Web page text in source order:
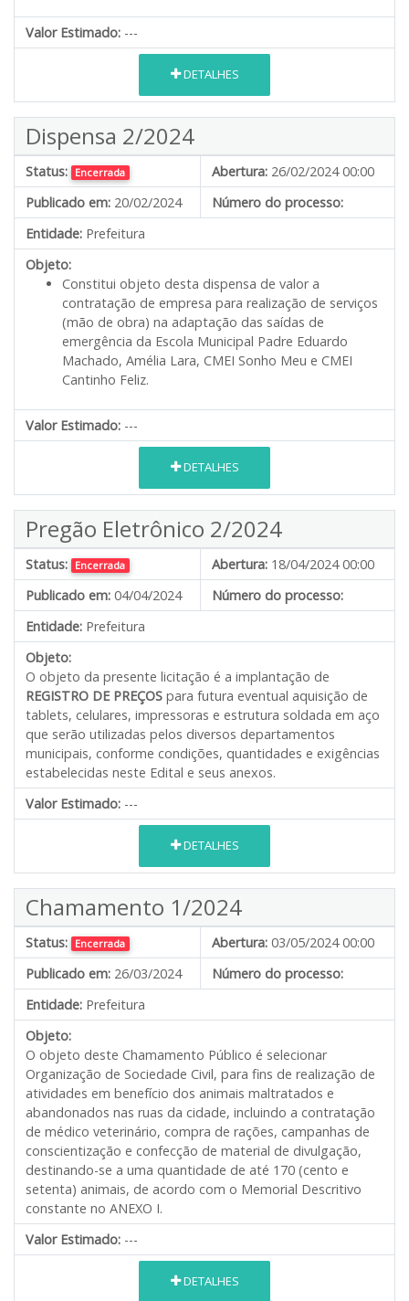
Valor Estimado: ---
DETALHES
Dispensa 2/2024
Status: Encerrada Abertura: 26/02/2024 00:00
Publicado em: 20/02/2024
Número do processo:
Entidade: Prefeitura
Objeto:
Constitui objeto desta dispensa de valor a
contratação de empresa para realização de serviços
(mão de obra) na adaptação das saídas de
emergência da Escola Municipal Padre Eduardo
Machado, Amélia Lara, CMEI Sonho Meu e CMEI
Cantinho Feliz.
Valor Estimado: ---
DETALHES
Pregão Eletrônico 2/2024
Status: Encerrada Abertura: 18/04/2024 00:00
Publicado em: 04/04/2024
Número do processo:
Entidade: Prefeitura
Objeto:
O objeto da presente licitação é a implantação de
REGISTRO DE PREÇOS para futura eventual aquisição de
tablets, celulares, impressoras e estrutura soldada em aço
que serão utilizadas pelos diversos departamentos
municipais, conforme condições, quantidades e exigências
estabelecidas neste Edital e seus anexos.
Valor Estimado: ---
DETALHES
Chamamento 1/2024
Status: Encerrada Abertura: 03/05/2024 00:00
Publicado em: 26/03/2024
Número do processo:
Entidade: Prefeitura
Objeto:
O objeto deste Chamamento Público é selecionar
Organização de Sociedade Civil, para fins de realização de
atividades em benefício dos animais maltratados e
abandonados nas ruas da cidade, incluindo a contratação
de médico veterinário, compra de rações, campanhas de
conscientização e confecção de material de divulgação,
destinando-se a uma quantidade de até 170 (cento e
setenta) animais, de acordo com o Memorial Descritivo
constante no ANEXO I.
Valor Estimado: ---
DETALHES